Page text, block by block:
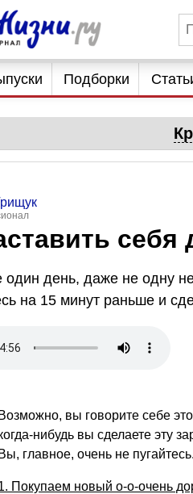
Подборки
один день, даже не одну
на 15 минут раньше и
Возможно, вы говорите себе
нибудь вы сделаете эту
Вы, главное, очень не
Покупаем новый о-о-очень